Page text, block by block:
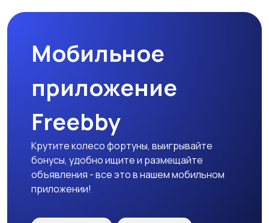
Мобильное
приложение
Freebby
Крутите колесо фортуны, выигрывайте
бонусы, удобно ищите и размещайте
объявления - все это в нашем мобильном
приложении!